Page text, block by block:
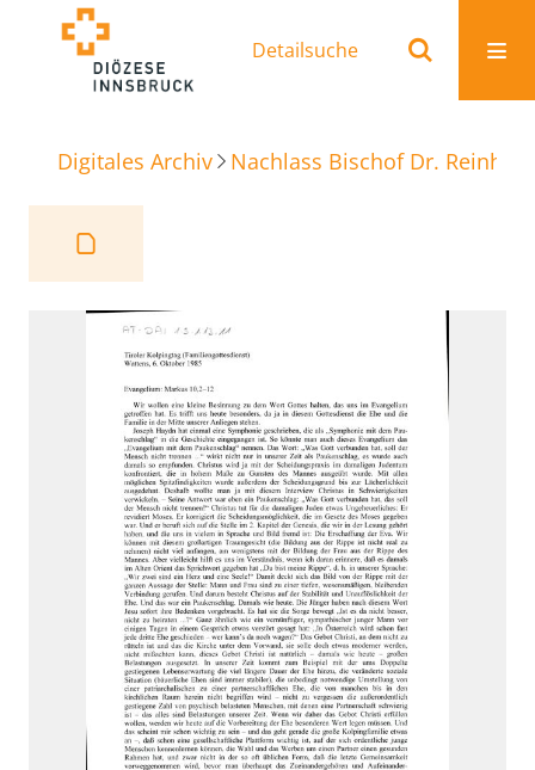
Detailsuche
Digitales Archiv Nachlass Bischof Dr.